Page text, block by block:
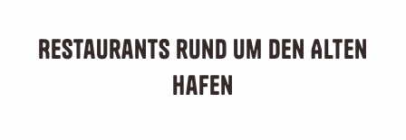
Restaurants rund um den Alten
Hafen